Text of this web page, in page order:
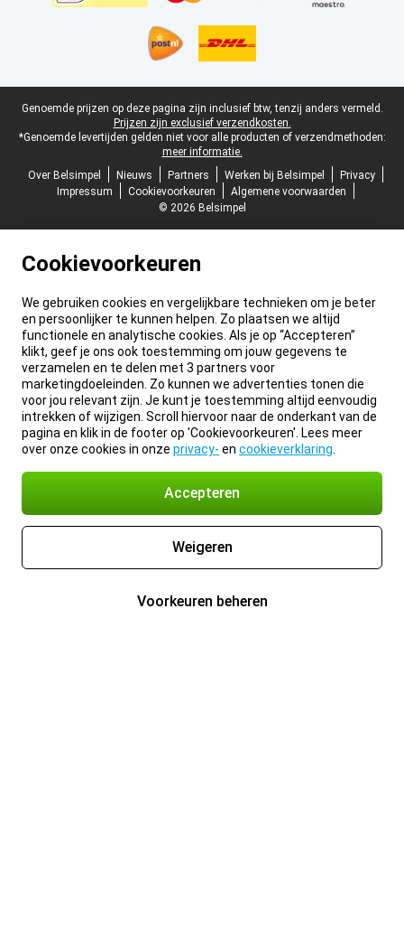
Juridische voettekst
Genoemde prijzen op deze pagina zijn inclusief btw, tenzij anders vermeld.
Prijzen zijn exclusief verzendkosten.
*Genoemde levertijden gelden niet voor alle producten of verzendmethoden:
meer informatie.
Over Belsimpel
Nieuws Partners Werken bij Belsimpel
Privacy
Impressum
Cookievoorkeuren
Algemene voorwaarden
© 2026 Belsimpel
Cookievoorkeuren
We gebruiken cookies en vergelijkbare technieken om je beter
en persoonlijker te kunnen helpen. Zo plaatsen we altijd
functionele en analytische cookies. Als je op “Accepteren”
klikt, geef je ons ook toestemming om jouw gegevens te
verzamelen en te delen met 3 partners voor
marketingdoeleinden. Zo kunnen we advertenties tonen die
voor jou relevant zijn. Je kunt je toestemming altijd eenvoudig
intrekken of wijzigen. Scroll hiervoor naar de onderkant van de
pagina en klik in de footer op 'Cookievoorkeuren'. Lees meer
over onze cookies in onze privacy- en cookieverklaring
Accepteren
Weigeren
Voorkeuren beheren